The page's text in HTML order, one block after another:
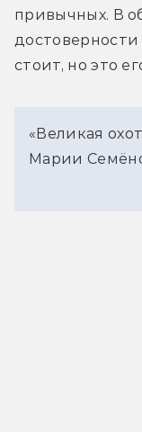
привычных. В
стоит, но это
«Великая
Марии